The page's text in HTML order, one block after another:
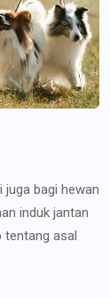
juga bagi hewan
induk jantan
tentang asal